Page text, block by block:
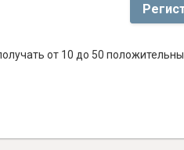
от 10 до 50